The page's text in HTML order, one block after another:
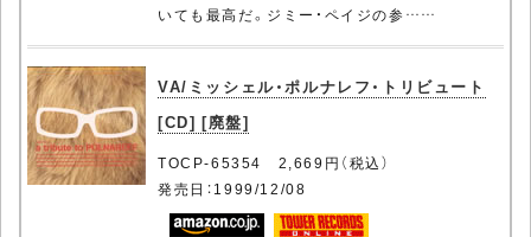
いても最高だ。ジミー・ペイジの参……
VA/ミッシェル・ポルナレフ・トリビュート
[CD] [廃盤]
TOCP-65354 2,669円（税込）
発売日：1999/12/08